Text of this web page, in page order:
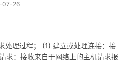
07-26
处理过程； (1) 建立或处理连接：接
求：接收来自于网络上的主机请求报
及请求方法等相关信息；(4) 访问资